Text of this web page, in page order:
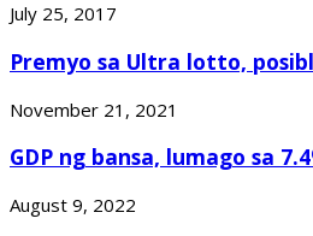
July 25, 2017
Premyo sa Ultra lotto,
November 21, 2021
GDP ng bansa, lumago sa
August 9, 2022